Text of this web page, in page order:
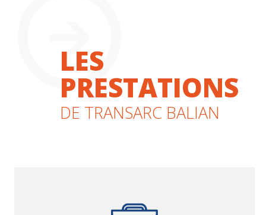
LES
PRESTATIONS
DE TRANSARC BALIAN